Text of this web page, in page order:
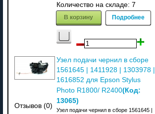
Количество на складе: 7
В корзину Подробнее
Отзывов (0)
Узел подачи чернил в сборе
1561645 | 1411928 | 1303978 |
1616852 для Epson Stylus
Photo R1800/ R2400(Код:
13065)
Узел подачи чернил в сборе 1561645 |